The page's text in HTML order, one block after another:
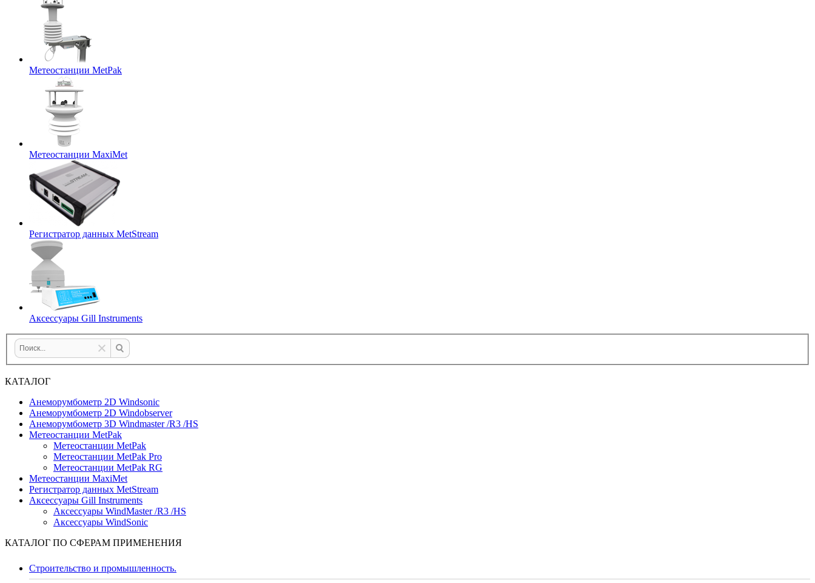
Метеостанции MetPak
Метеостанции MaxiMet
Регистратор данных MetStream
Аксессуары Gill Instruments
КАТАЛОГ
Анеморумбометр 2D Windsonic
Анеморумбометр 2D Windobserver
Анеморумбометр 3D Windmaster /R3 /HS
Метеостанции MetPak
Метеостанции MetPak
Метеостанции MetPak Pro
Метеостанции MetPak RG
Метеостанции MaxiMet
Регистратор данных MetStream
Аксессуары Gill Instruments
Аксессуары WindMaster /R3 /HS
Аксессуары WindSonic
КАТАЛОГ ПО СФЕРАМ ПРИМЕНЕНИЯ
Строительство и промышленность.